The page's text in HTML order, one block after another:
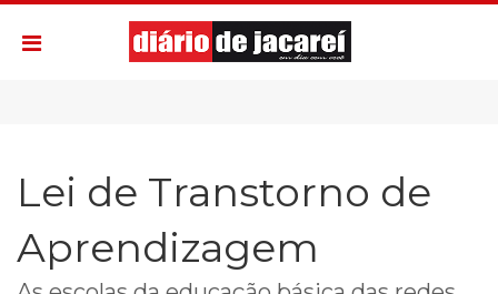
Lei de Transtorno de
Aprendizagem